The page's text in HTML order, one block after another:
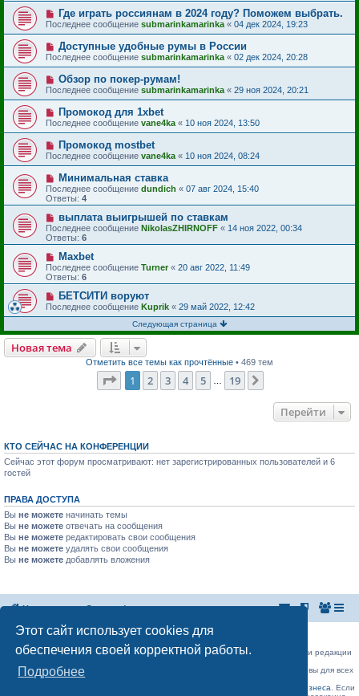
Этот сайт использует cookies для
обеспечения своей корректной работы.
Подробнее
Где играть россиянам в 2024 году? Поможем выбрать.
Последнее сообщение submarinkamarinka « 04 дек 2024, 19:23
Доступные удобные румы в России
Последнее сообщение submarinkamarinka « 02 дек 2024, 20:28
Обзор по покер-румам!
Последнее сообщение submarinkamarinka « 29 ноя 2024, 20:21
Промокод для 1xbet
Последнее сообщение vane4ka « 10 ноя 2024, 13:50
Промокод mostbet
Последнее сообщение vane4ka « 10 ноя 2024, 08:24
Минимальная ставка
Последнее сообщение dundich « 07 авг 2024, 15:40
Ответы: 4
выплата выигрышей по ставкам
Последнее сообщение NikolasZHIRNOFF « 14 ноя 2022, 00:34
Ответы: 6
Maxbet
Последнее сообщение Turner« 20 авг 2022, 11:49
Ответы: 6
БЕТСИТИ воруют
Последнее сообщение Kuprik « 29 май 2022, 12:42
Следующая страница
Новая тема
Отметить все темы как прочтённые • 469 тем
Страница из 19
1 2 3 4 5 19
Перейти
КТО СЕЙЧАС НА КОНФЕРЕНЦИИ
Сейчас этот форум просматривают: нет зарегистрированных пользователей и 6
гостей
ПРАВА ДОСТУПА
Вы не можете начинать темы
Вы не можете отвечать на сообщения
Вы не можете редактировать свои сообщения
Вы не можете удалять свои сообщения
Вы не можете добавлять вложения
На главную Список форумов
Российская Ассоциация Развития Игорного Бизнеса
Эл. почта:
admin@rarib.ru
office@rarib.ru
использование материалов сайта возможно только при письменном согласии редакции
На нашем портале правила размещения объявлений и информации одинаковы для всех
пользователей, в соответствии с соблюдением правил Форума!,
Официальные форумы деятелей игорного бизнеса . Если